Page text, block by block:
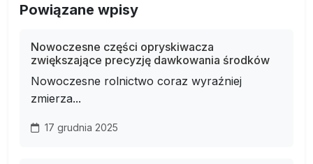
Powiązane wpisy
Nowoczesne części opryskiwacza
zwiększające precyzję dawkowania środków
Nowoczesne rolnictwo coraz wyraźniej
zmierza...
17 grudnia 2025